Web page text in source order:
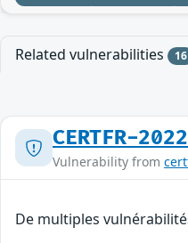
Related vulnerabilities 16
CERTFR-
Vulnerability from
De multiples